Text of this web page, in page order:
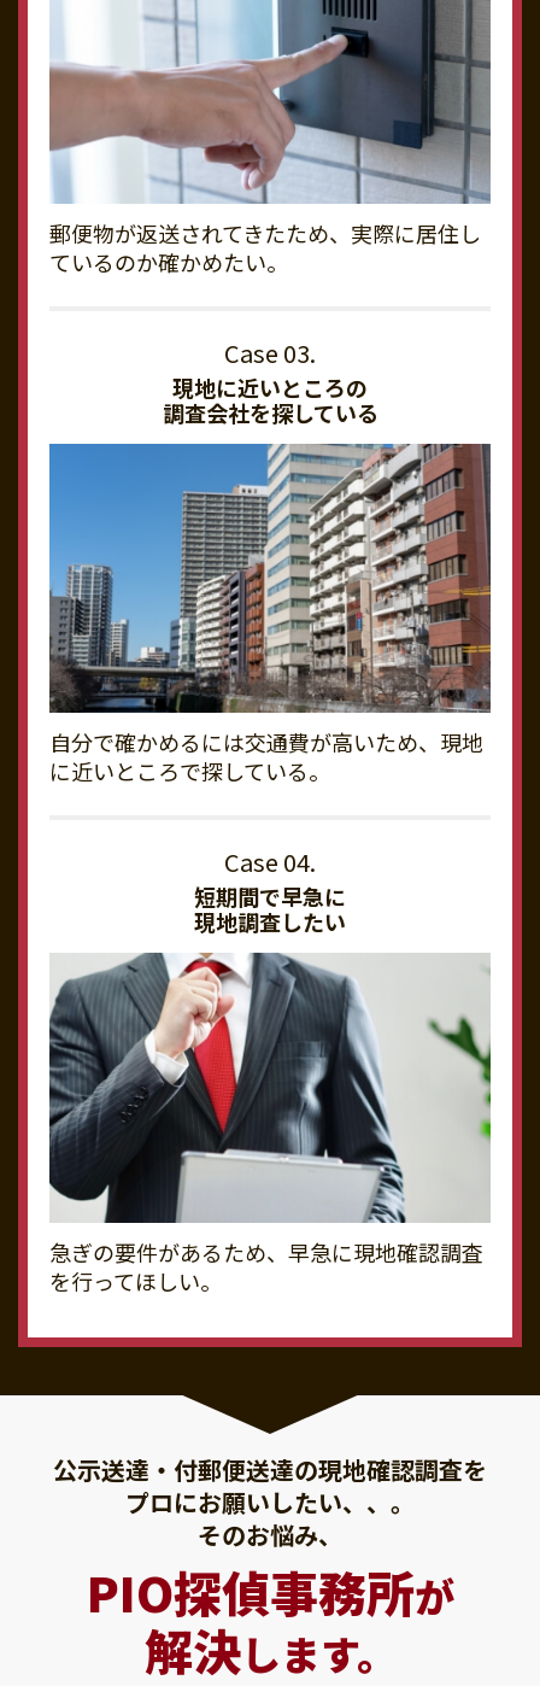
郵便物が返送されてきたため、実際に居住し
ているのか確かめたい。
現地に近いところの
調査会社を探している
自分で確かめるには交通費が高いため、現地
に近いところで探している。
短期間で早急に
現地調査したい
急ぎの要件があるため、早急に現地確認調査
を行ってほしい。
公示送達・付郵便送達の現地確認調査を
プロにお願いしたい、、。
そのお悩み、
PIO探偵事務所が
解決します。